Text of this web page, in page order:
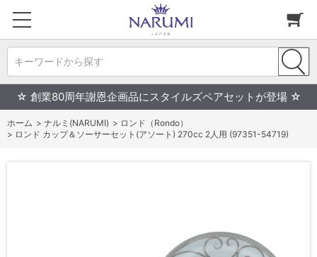
キーワードから探す
☆ 創業80周年謝恩企画品にスタイルズペアセットが登場 ☆
ホーム > ナルミ(NARUMI) > ロンド（Rondo）
> ロンド カップ＆ソーサーセット(アソート) 270cc 2人用 (97351-54719)